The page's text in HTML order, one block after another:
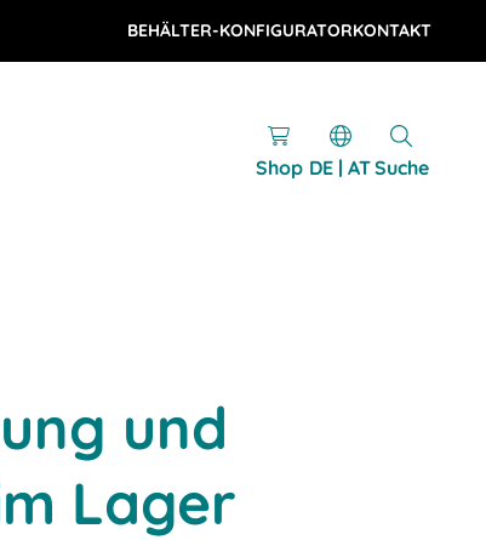
BEHÄLTER-KONFIGURATORKONTAKT
Shop DE | ATSuche
und
Lager